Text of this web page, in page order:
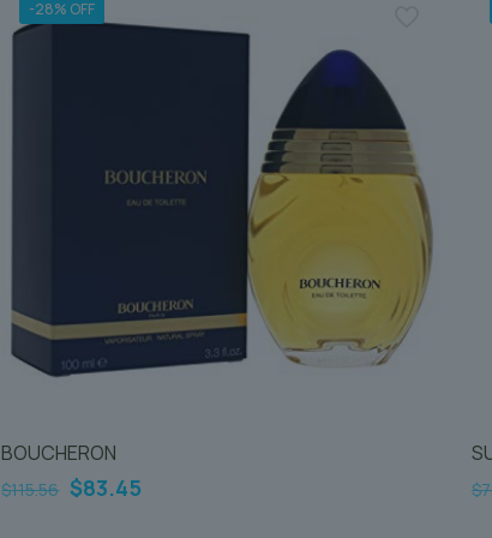
-28% OFF
BOUCHERON
$115.56 Le
$83.45Le
$